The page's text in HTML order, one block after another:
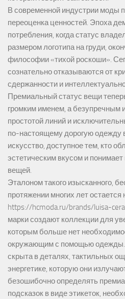
В современной индустрии моды
переоценка ценностей. Эпоха
потребления, когда статус
размером логотипа на груди,
философии «тихой роскоши».
сознательно отказываются от
сдержанности и
Премиальный статус вещи
громким именем, а безупречным
простотой линий и
по-настоящему дорогую одежду
искусство, доступное тем, кто
эстетическим вкусом и
вещей.
Эталоном такого изысканного,
протяжении многих лет
https://hcmoda.ru/brands/luisa-
марки создают коллекции для
которым больше нет
окружающим с помощью одежды.
скрыта в деталях, тактильных
энергетике, которую они
безошибочно определять
подсказок в виде этикеток,